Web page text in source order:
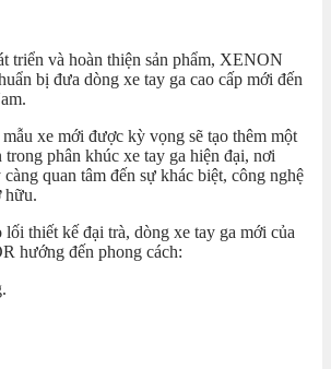
triển và hoàn thiện sản phẩm, XENON
bị đưa dòng xe tay ga cao cấp mới đến
xe mới được kỳ vọng sẽ tạo thêm một
trong phân khúc xe tay ga hiện đại, nơi
quan tâm đến sự khác biệt, công nghệ
hữu.
thiết kế đại trà, dòng xe tay ga mới của
hướng đến phong cách: